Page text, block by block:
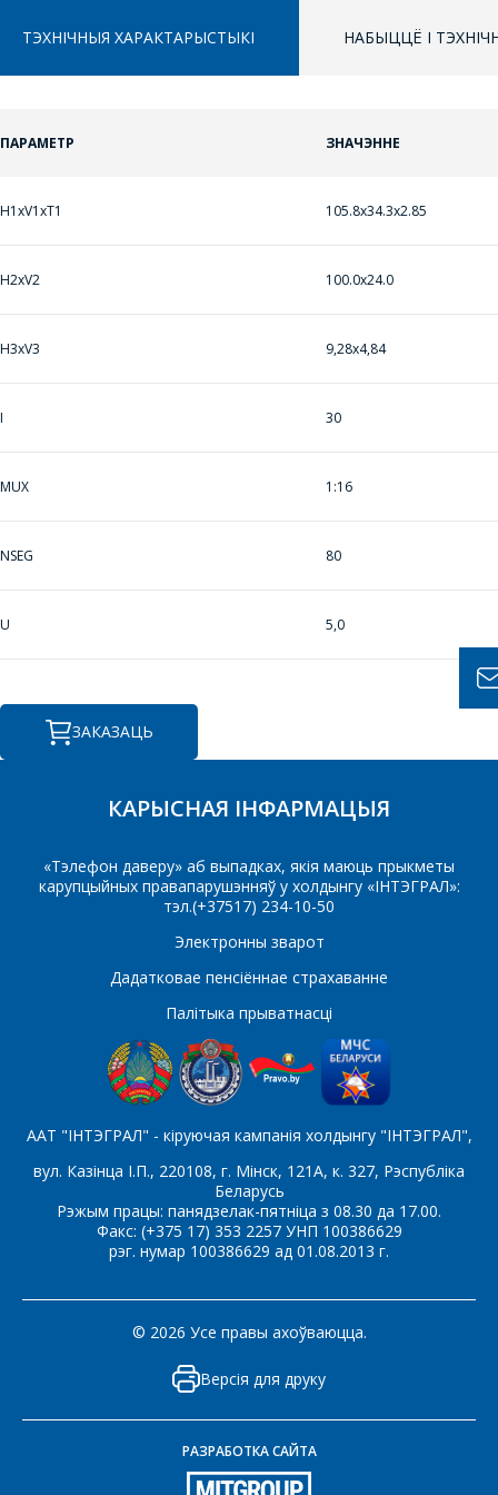
ТЭХНІЧНЫЯ ХАРАКТАРЫСТЫКІ НАБЫЦЦЁ І
ПАРАМЕТР ЗНАЧЭННЕ
H1xV1xT1 105.8x34.3x2.85
H2xV2 100.0x24.0
H3xV3 9,28х4,84
I 30
MUX 1:16
NSEG 80
U 5,0
ЗАКАЗАЦЬ
ППЕРАЙСЦІ Ў КОШЫК
КАРЫСНАЯ ІНФАРМАЦЫЯ
«Тэлефон даверу» аб выпадках, якія маюць прыкметы
карупцыйных правапарушэнняў у холдынгу «ІНТЭГРАЛ»:
тэл.(+37517) 234-10-50
Электронны зварот
Дадатковае пенсіённае страхаванне
Палітыка прыватнасці
ААТ "ІНТЭГРАЛ" - кіруючая кампанія холдынгу "ІНТЭГРАЛ",
вул. Казінца І.П., 220108, г. Мінск, 121А, к. 327, Рэспубліка
Беларусь
Рэжым працы: панядзелак-пятніца з 08.30 да 17.00.
Факс: (+375 17) 353 2257 УНП 100386629
рэг. нумар 100386629 ад 01.08.2013 г.
© 2026 Усе правы ахоўваюцца.
Версія для друку
РАЗРАБОТКА САЙТА
РАДАСЦЮ
АДКАЖУЦЬ НА
ВАШЫ ПЫТАННІ,
КОШТ ПАСЛУГ І
ПАДРЫХТУЮЦЬ
ІНДЫВІДУАЛЬНАЕ
КАМЕРЦЫЙНАЕ
Ваша імя
Тэлефон*
E-mail
Які цікавіць тавар/паслуга
Паведамленне
СОХРАНИТЬ